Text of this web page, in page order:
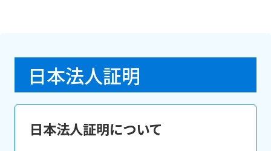
日本法人証明
日本法人証明について